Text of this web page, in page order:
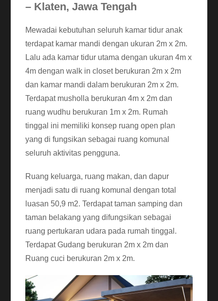
– Klaten, Jawa Tengah
Mewadai kebutuhan seluruh kamar tidur anak
terdapat kamar mandi dengan ukuran 2m x 2m.
Lalu ada kamar tidur utama dengan ukuran 4m x
4m dengan walk in closet berukuran 2m x 2m
dan kamar mandi dalam berukuran 2m x 2m.
Terdapat musholla berukuran 4m x 2m dan
ruang wudhu berukuran 1m x 2m. Rumah
tinggal ini memiliki konsep ruang open plan
yang di fungsikan sebagai ruang komunal
seluruh aktivitas pengguna.
Ruang keluarga, ruang makan, dan dapur
menjadi satu di ruang komunal dengan total
luasan 50,9 m2. Terdapat taman samping dan
taman belakang yang difungsikan sebagai
ruang pertukaran udara pada rumah tinggal.
Terdapat Gudang berukuran 2m x 2m dan
Ruang cuci berukuran 2m x 2m.